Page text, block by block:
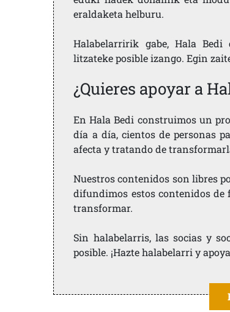
eraldaketa helburu.
Halabelarririk gabe, Hala
litzateke posible izango. Egin
¿Quieres apoyar a
En Hala Bedi construimos un
día a día, cientos de personas
afecta y tratando de
Nuestros contenidos son libres
difundimos estos contenidos
transformar.
Sin halabelarris, las socias y
posible. ¡Hazte halabelarri y